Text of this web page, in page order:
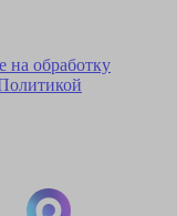
на обработку